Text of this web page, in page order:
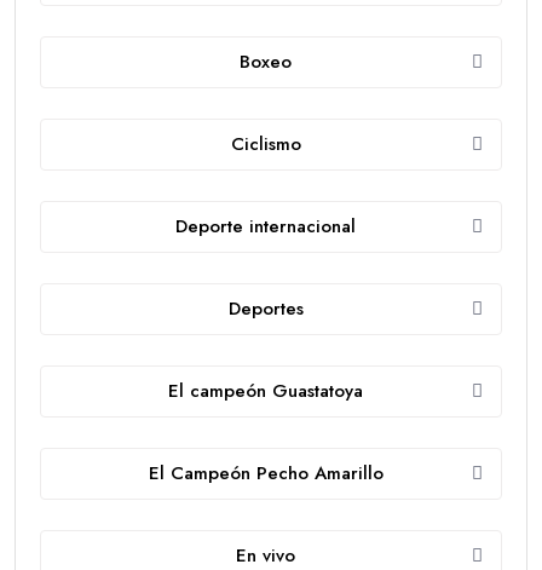
Boxeo
Ciclismo
Deporte internacional
Deportes
El campeón Guastatoya
El Campeón Pecho Amarillo
En vivo